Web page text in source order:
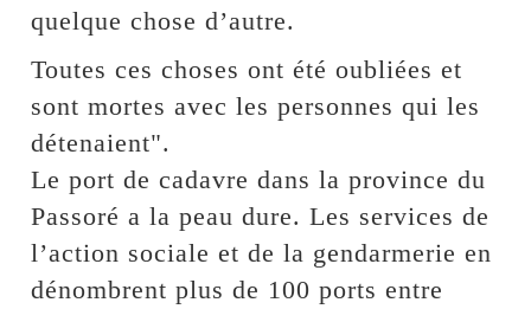
quelque chose d’autre.
Toutes ces choses ont été oubliées et
sont mortes avec les personnes qui les
détenaient".
Le port de cadavre dans la province du
Passoré a la peau dure. Les services de
l’action sociale et de la gendarmerie en
dénombrent plus de 100 ports entre